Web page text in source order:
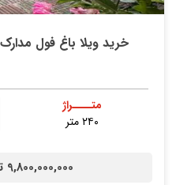
خرید ویلا باغ فول مدارک ۲ خواب امیرآباد چمستان
متــــراژ
۲۴۰ متر
9,800,000,000 تومان /